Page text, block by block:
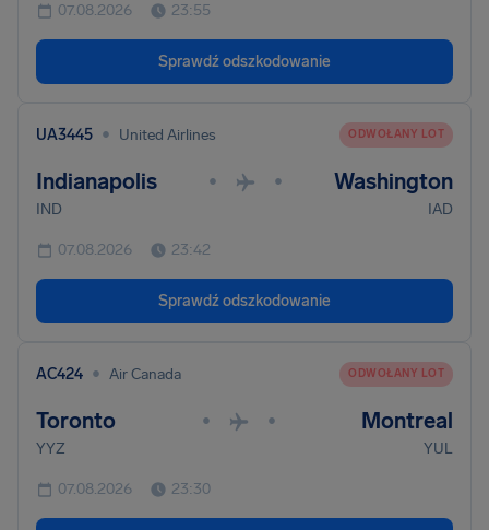
07.08.2026 23:55
Sprawdź odszkodowanie
UA3445 • United Airlines ODWOŁANY LOT
Indianapolis • • Washington
IND IAD
07.08.2026 23:42
Sprawdź odszkodowanie
AC424 • Air Canada ODWOŁANY LOT
Toronto • • Montreal
YYZ YUL
07.08.2026 23:30